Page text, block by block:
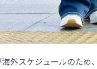
外スケジュールのた